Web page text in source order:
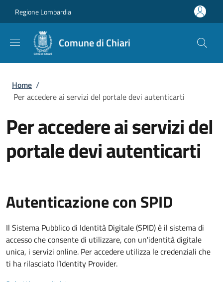
Regione Lombardia
Comune di Chiari
Briciole di pane
Home /
Per accedere ai servizi del portale devi autenticarti
Per accedere ai servizi del
portale devi autenticarti
Autenticazione con SPID
Il Sistema Pubblico di Identità Digitale (SPID) è il sistema di
accesso che consente di utilizzare, con un'identità digitale
unica, i servizi online. Per accedere utilizza le credenziali che
ti ha rilasciato l’Identity Provider.